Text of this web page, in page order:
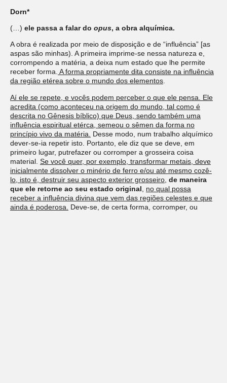
Dorn*
(…) ele passa a falar do opus, a obra alquímica.
A obra é realizada por meio de disposição e de “influência” [as
aspas são minhas). A primeira imprime-se nessa natureza e,
corrompendo a matéria, a deixa num estado que lhe permite
receber forma. A forma propriamente dita consiste na influência
da região etérea sobre o mundo dos elementos.
Aí ele se repete, e vocês podem perceber o que ele pensa. Ele
acredita (como aconteceu na origem do mundo, tal como é
descrita no Gênesis bíblico) que Deus, sendo também uma
influência espiritual etérca, semeou o sêmen da forma no
princípio vivo da matéria.
Desse modo, num trabalho alquímico
dever-se-ia repetir isto. Portanto, ele diz que se deve, em
primeiro lugar, putrefazer ou corromper a grosseira coisa
material. Se você quer, por exemplo, transformar metais, deve
inicialmente dissolver o minério de ferro e/ou até mesmo cozê-
lo, isto é, destruir seu aspecto exterior grosseiro de maneira
que ele retorne ao seu estado original
no qual possa
receber a influência divina que vem das regiões celestes e que
ainda é poderosa.
Deve-se, de certa forma, corromper, ou